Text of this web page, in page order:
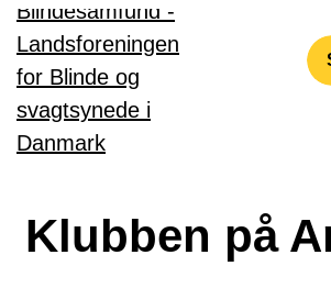
Gå til hovedindhold
Klubben på